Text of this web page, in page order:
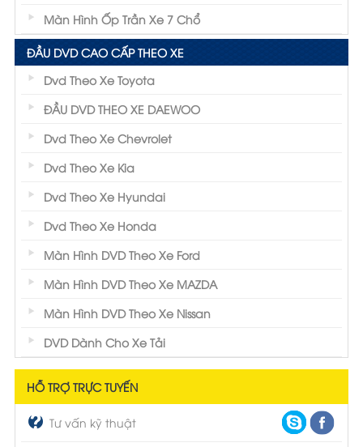
Màn Hình Ốp Trần Xe 7 Chổ
ĐẦU DVD CAO CẤP THEO XE
Dvd Theo Xe Toyota
ĐẦU DVD THEO XE DAEWOO
Dvd Theo Xe Chevrolet
Dvd Theo Xe Kia
Dvd Theo Xe Hyundai
Dvd Theo Xe Honda
Màn Hình DVD Theo Xe Ford
Màn Hình DVD Theo Xe MAZDA
Màn Hình DVD Theo Xe Nissan
DVD Dành Cho Xe Tải
HỖ TRỢ TRỰC TUYẾN
Tư vấn kỹ thuật